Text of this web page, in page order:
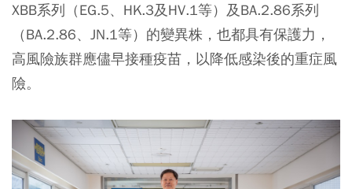
XBB系列（EG.5、HK.3及HV.1等）及BA.2.86系列
（BA.2.86、JN.1等）的變異株，也都具有保護力，
高風險族群應儘早接種疫苗，以降低感染後的重症風
險。